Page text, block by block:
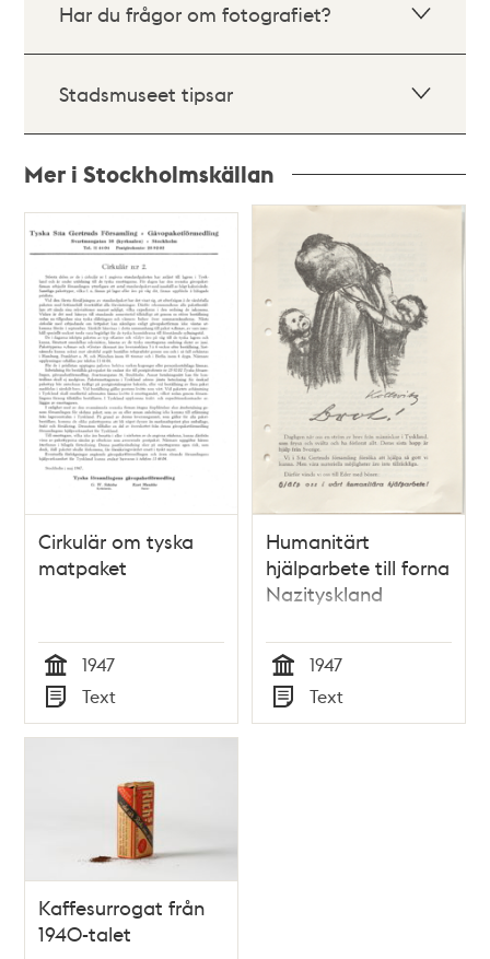
Har du frågor om fotografiet?
Stadsmuseet tipsar
Mer i Stockholmskällan
Relaterade
poster
teman
Cirkulär om tyska
matpaket
Tid
1947
Typ
Text
Humanitärt
hjälparbete till forna
Nazityskland
Tid
1947
Typ
Text
Kaffesurrogat från
1940-talet